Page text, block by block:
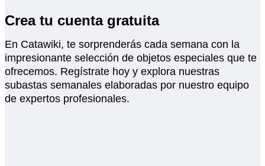
Crea tu cuenta gratuita
En Catawiki, te sorprenderás cada semana con la
impresionante selección de objetos especiales que te
ofrecemos. Regístrate hoy y explora nuestras
subastas semanales elaboradas por nuestro equipo
de expertos profesionales.